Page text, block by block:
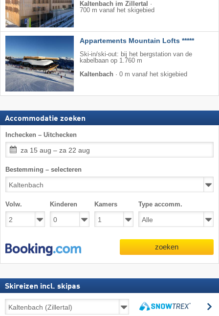
Kaltenbach im Zillertal ·
700 m vanaf het skigebied
Appartements Mountain Lofts *****
Ski-in/ski-out: bij het bergstation van de
kabelbaan op 1.760 m
Kaltenbach · 0 m vanaf het skigebied
Accommodatie zoeken
Inchecken – Uitchecken
za 15 aug – za 22 aug
Bestemming – selecteren
Volw. Kinderen Kamers Type accomm.
zoeken
Skireizen incl. skipas
incl.